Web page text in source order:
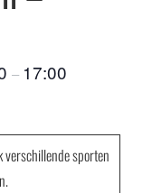
– 17:00
verschillende sporten